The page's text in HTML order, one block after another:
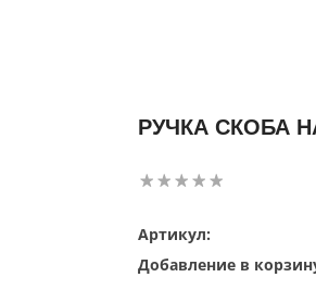
РУЧКА СКОБА
Артикул:
Добавление в